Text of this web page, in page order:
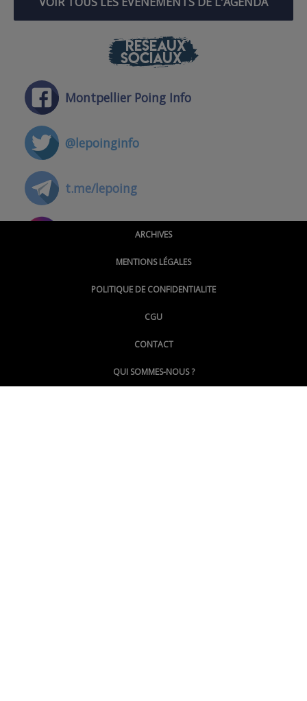
RÉSEAUX
SOCIAUX
Montpellier Poing Info
@lepoinginfo
t.me/lepoing
@montpellierpoinginfo
@LePoingMontpellier
ARCHIVES
MENTIONS LÉGALES
POLITIQUE DE CONFIDENTIALITE
CGU
CONTACT
QUI SOMMES-NOUS ?